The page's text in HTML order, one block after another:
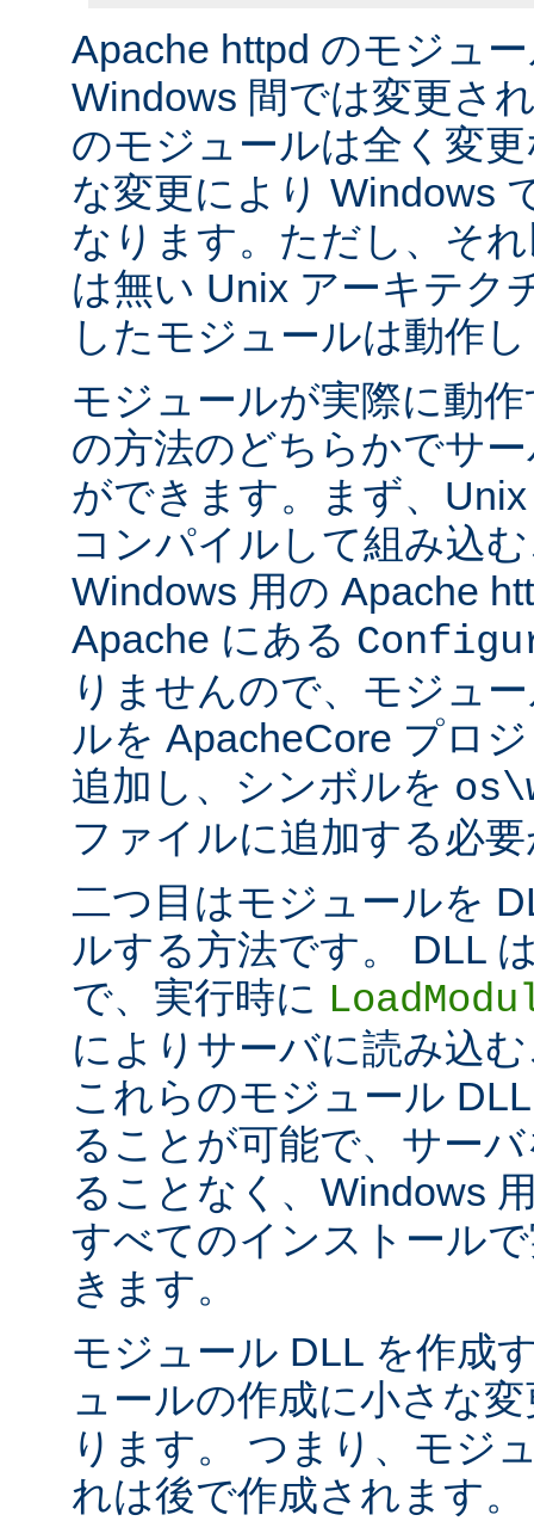
Apache httpd のモジュ
Windows 間では変更さ
のモジュールは全く変
な変更により Windows
なります。ただし、そ
は無い Unix アーキテク
したモジュールは動作
モジュールが実際に動
の方法のどちらかでサ
ができます。まず、
コンパイルして組み込
Windows 用の Apache
Apache にある
りませんので、モジュ
ルを ApacheCore プロ
追加し、シンボルを
ファイルに追加する必
二つ目はモジュールを
ルする方法です。 DLL
で、実行時に
によりサーバに読み込
これらのモジュール
ることが可能で、サー
ることなく、Windows
すべてのインストール
きます。
モジュール DLL を作成
ュールの作成に小さな
ります。 つまり、モジ
れは後で作成されます